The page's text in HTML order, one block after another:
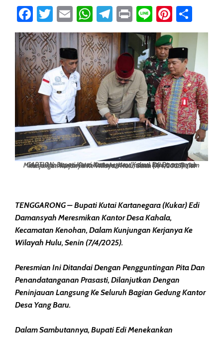
Facebook
Twitter
EmailWhatsApp
Telegram
PrintLine
CAPTION: Bupati Kutai Kartanegara (Kukar) Edi Damansyah Meresmikan Kantor Desa Kahala, Kecamatan Kenohan, Dalam Kunjungan Kerjanya Ke Wilayah Hulu, Senin (7/4/2025). (Ist
TENGGARONG – Bupati Kutai Kartanegara (Kukar) Edi
Damansyah Meresmikan Kantor Desa Kahala,
Kecamatan Kenohan, Dalam Kunjungan Kerjanya Ke
Wilayah Hulu, Senin (7/4/2025).
Peresmian Ini Ditandai Dengan Pengguntingan Pita Dan
Penandatanganan Prasasti, Dilanjutkan Dengan
Peninjauan Langsung Ke Seluruh Bagian Gedung Kantor
Desa Yang Baru.
Dalam Sambutannya, Bupati Edi Menekankan